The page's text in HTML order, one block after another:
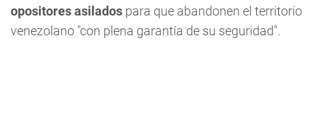
opositores asilados para que abandonen el territorio
venezolano "con plena garantía de su seguridad".